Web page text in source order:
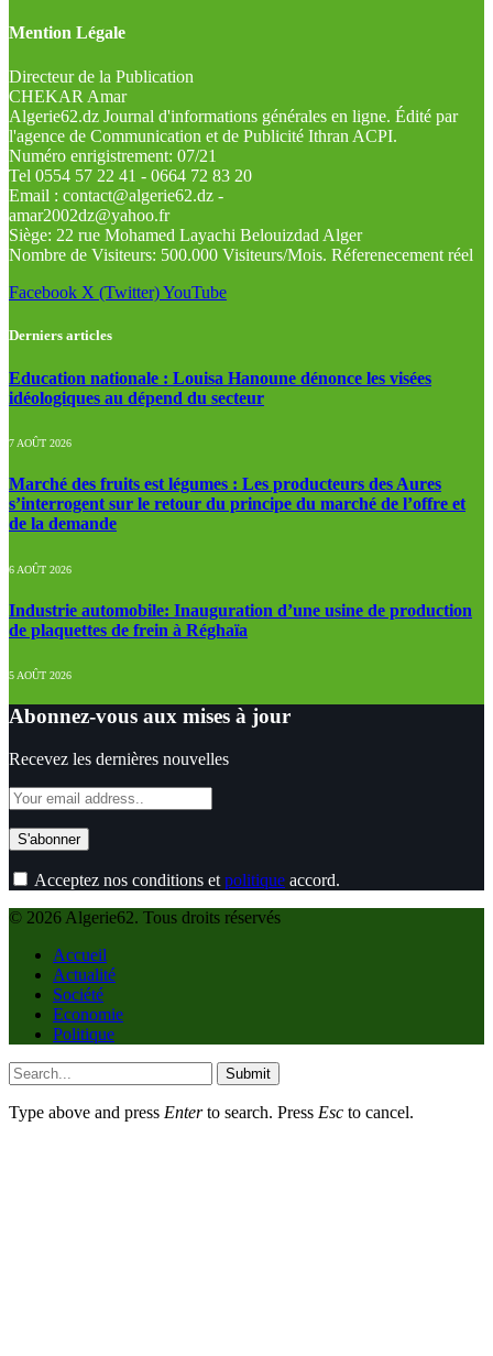
Mention Légale
Directeur de la Publication
CHEKAR Amar
Algerie62.dz Journal d'informations générales en ligne. Édité par
l'agence de Communication et de Publicité Ithran ACPI.
Numéro enrigistrement: 07/21
Tel 0554 57 22 41 - 0664 72 83 20
Email : contact@algerie62.dz -
amar2002dz@yahoo.fr
Siège: 22 rue Mohamed Layachi Belouizdad Alger
Nombre de Visiteurs: 500.000 Visiteurs/Mois. Réferenecement réel
Facebook X (Twitter)YouTube
Derniers articles
Education nationale : Louisa Hanoune dénonce les visées
idéologiques au dépend du secteur
7 AOÛT 2026
Marché des fruits est légumes : Les producteurs des Aures
s’interrogent sur le retour du principe du marché de l’offre et
de la demande
6 AOÛT 2026
Industrie automobile: Inauguration d’une usine de production
de plaquettes de frein à Réghaïa
5 AOÛT 2026
Abonnez-vous aux mises à jour
Recevez les dernières nouvelles
Acceptez nos conditions et politique accord.
© 2026 Algerie62. Tous droits réservés
Accueil
Actualité
Société
Economie
Politique
Submit
Type above and press Enterto search. Press Esc to cancel.